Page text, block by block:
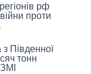
рф
проти
з Південної
тонн